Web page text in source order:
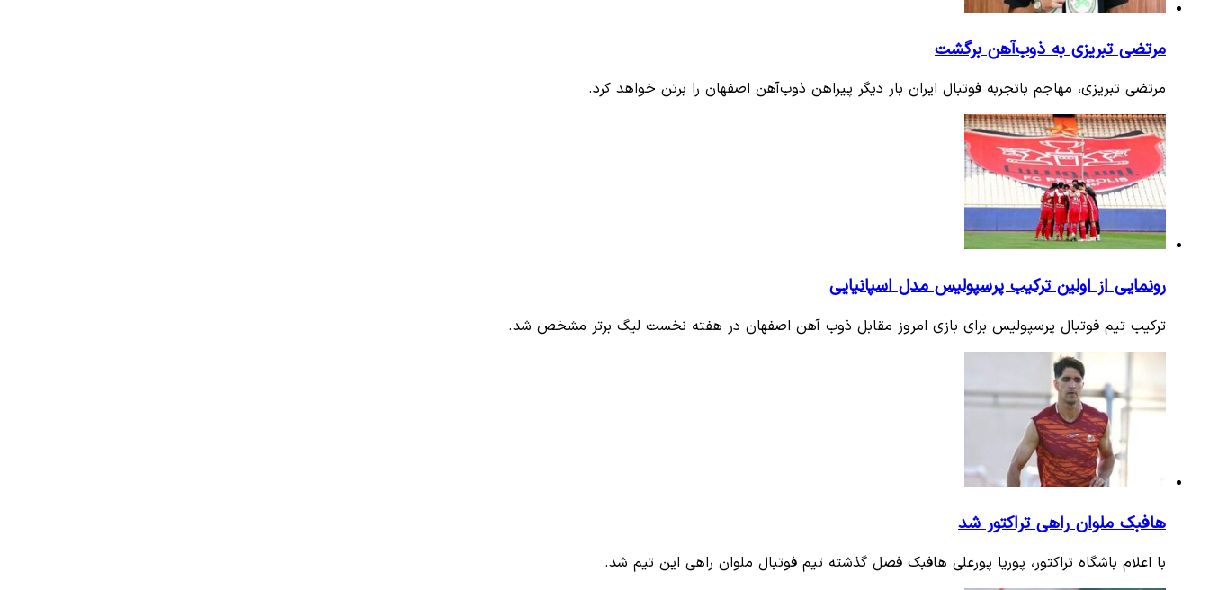
مرتضی تبریزی به ذوب‌آهن برگشت
مرتضی تبریزی، مهاجم باتجربه فوتبال ایران بار دیگر پیراهن ذوب‌آهن اصفهان را برتن خواهد کرد.
رونمایی از اولین ترکیب پرسپولیس مدل اسپانیایی
ترکیب تیم فوتبال پرسپولیس برای بازی امروز مقابل ذوب آهن اصفهان در هفته نخست لیگ برتر مشخص شد.
هافبک ملوان راهی تراکتور شد
با اعلام باشگاه تراکتور، پوریا پورعلی هافبک فصل گذشته تیم فوتبال ملوان راهی این تیم شد.